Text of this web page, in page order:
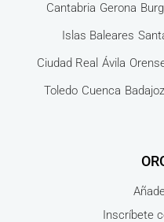
Cantabria Gerona
Islas Baleares
Ciudad Real Ávila
Toledo Cuenca Badajoz
Inscríbete